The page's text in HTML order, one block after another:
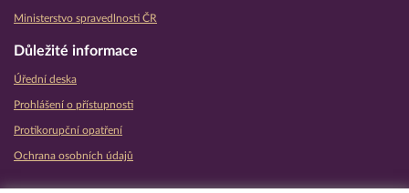
Ministerstvo spravedlnosti ČR
Důležité informace
Úřední deska
Prohlášení o přístupnosti
Protikorupční opatření
Ochrana osobních údajů